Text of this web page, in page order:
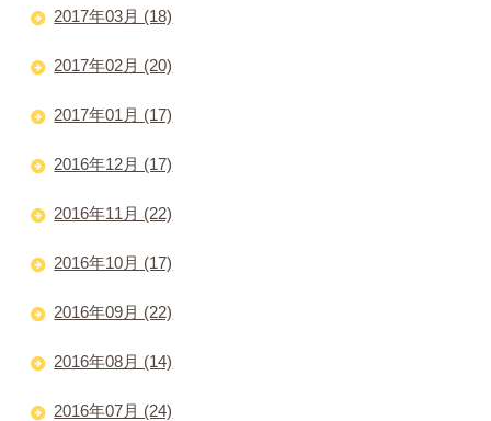
2017年03月 (18)
2017年02月 (20)
2017年01月 (17)
2016年12月 (17)
2016年11月 (22)
2016年10月 (17)
2016年09月 (22)
2016年08月 (14)
2016年07月 (24)